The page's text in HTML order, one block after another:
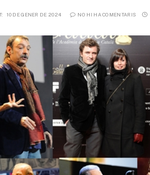
10 DE GENER DE 2024 NO HI HA COMENTARIS